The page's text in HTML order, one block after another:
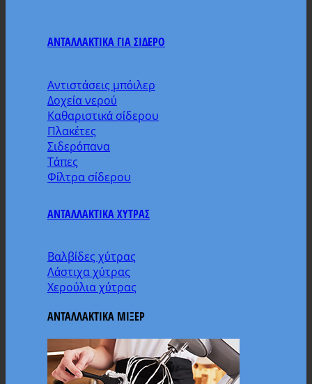
ΑΝΤΑΛΛΑΚΤΙΚΑ ΓΙΑ ΣΙΔΕΡΟ
Αντιστάσεις μπόιλερ
Δοχεία νερού
Καθαριστικά σίδερου
Πλακέτες
Σιδερόπανα
Τάπες
Φίλτρα σίδερου
ΑΝΤΑΛΛΑΚΤΙΚΑ ΧΥΤΡΑΣ
Βαλβίδες χύτρας
Λάστιχα χύτρας
Χερούλια χύτρας
ΑΝΤΑΛΛΑΚΤΙΚΑ ΜΙΞΕΡ